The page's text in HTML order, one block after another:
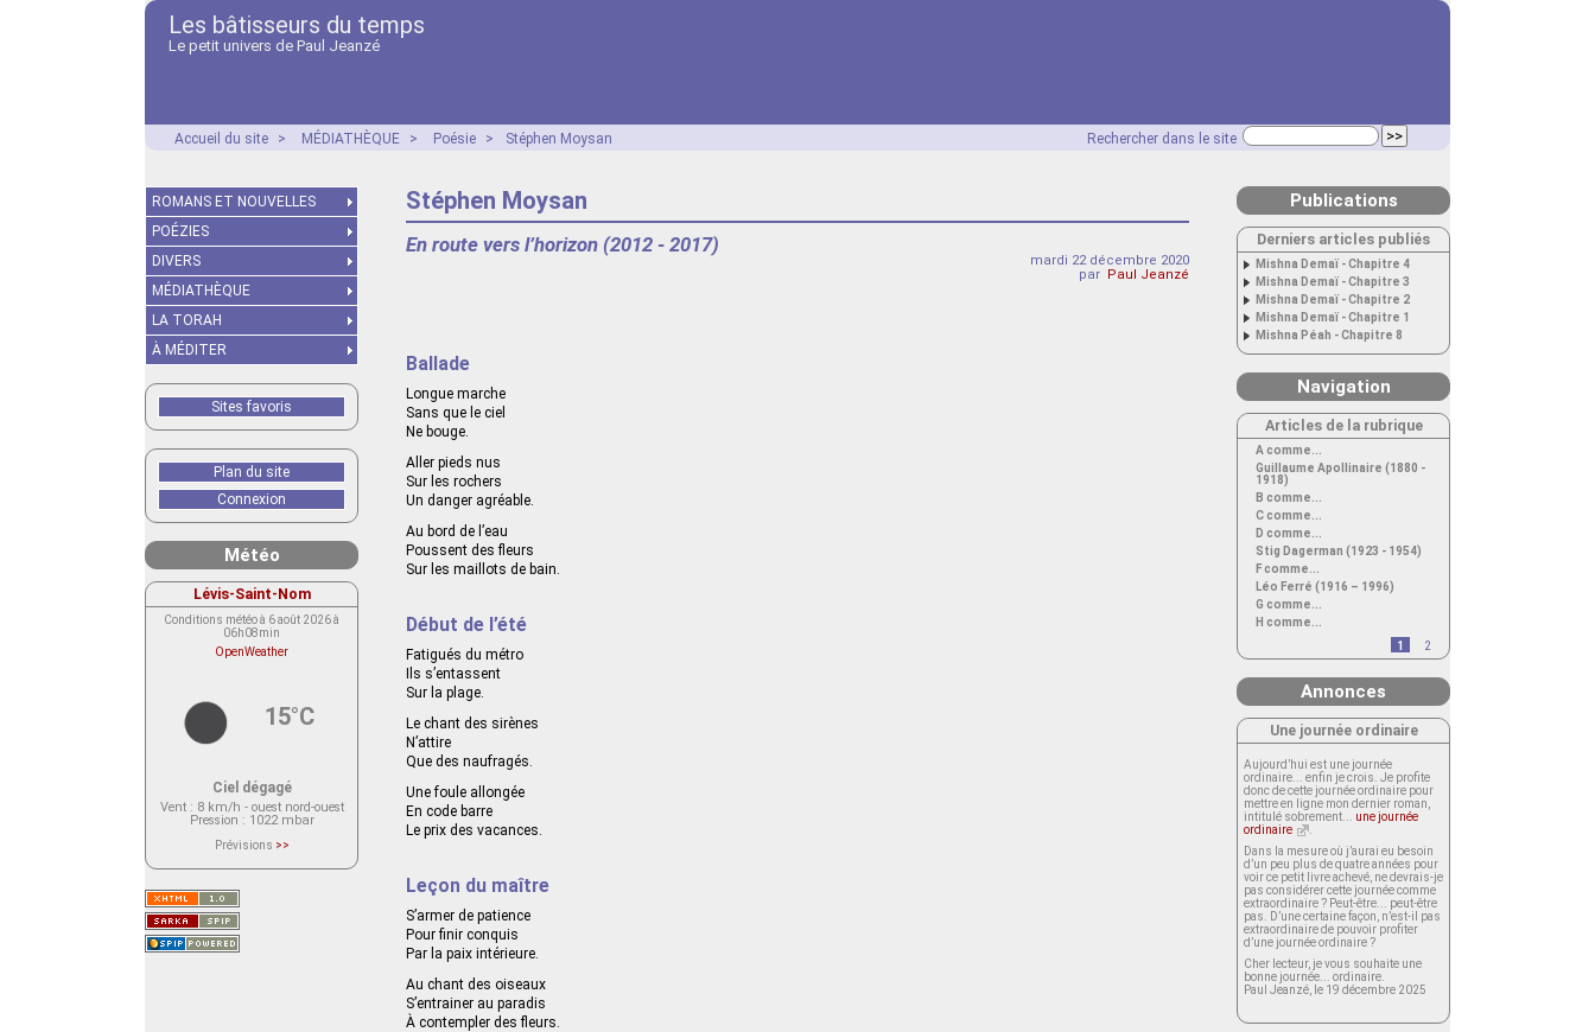
Les bâtisseurs du temps
Le petit univers de Paul Jeanzé
Rechercher dans le site
Accueil du site > MÉDIATHÈQUE > Poésie > Stéphen Moysan
Stéphen Moysan
En route vers l’horizon (2012 - 2017)
mardi 22 décembre 2020
par Paul Jeanzé
Ballade
Longue marche
Sans que le ciel
Ne bouge.
Aller pieds nus
Sur les rochers
Un danger agréable.
Au bord de l’eau
Poussent des fleurs
Sur les maillots de bain.
Début de l’été
Fatigués du métro
Ils s’entassent
Sur la plage.
Le chant des sirènes
N’attire
Que des naufragés.
Une foule allongée
En code barre
Le prix des vacances.
Leçon du maître
S’armer de patience
Pour finir conquis
Par la paix intérieure.
Au chant des oiseaux
S’entrainer au paradis
À contempler des fleurs.
ROMANS ET NOUVELLES
POÉZIES
DIVERS
MÉDIATHÈQUE
LA TORAH
À MÉDITER
Sites favoris
Plan du site
Connexion
Météo
Lévis-Saint-Nom
Conditions météo à 6 août 2026 à
06h08min
OpenWeather
15°C
Ciel dégagé
Vent: 8 km/h - ouest nord-ouest
Pression : 1022 mbar
Prévisions >>
actuellement aucune prévision
Saint-Nom.
Veuillez consulter le message du
service ci-dessous.
(401 - Invalid API key. Please see
https://openweathermap.org/faq#error401
Publications
Derniers articles publiés
Mishna Demaï - Chapitre 4
Mishna Demaï - Chapitre 3
Mishna Demaï - Chapitre 2
Mishna Demaï - Chapitre 1
Mishna Péah - Chapitre 8
Navigation
Articles de la rubrique
A comme...
Guillaume Apollinaire (1880 -
1918)
B comme...
C comme...
D comme...
Stig Dagerman (1923 - 1954)
F comme...
Léo Ferré (1916 – 1996)
G comme...
H comme...
1
2
Annonces
Une journée ordinaire
Aujourd’hui est une journée
ordinaire... enfin je crois. Je profite
donc de cette journée ordinaire pour
mettre en ligne mon dernier roman,
intitulé sobrement... une journée
ordinaire
Dans la mesure où j’aurai eu besoin
d’un peu plus de quatre années pour
voir ce petit livre achevé, ne devrais-je
pas considérer cette journée comme
extraordinaire ? Peut-être... peut-être
pas. D’une certaine façon, n’est-il pas
extraordinaire de pouvoir profiter
d’une journée ordinaire ?
Cher lecteur, je vous souhaite une
bonne journée... ordinaire.
Paul Jeanzé, le 19 décembre 2025